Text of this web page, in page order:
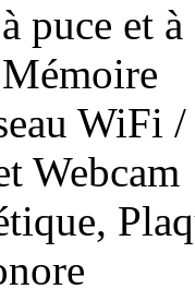
puce et à
WiFi
Webcam